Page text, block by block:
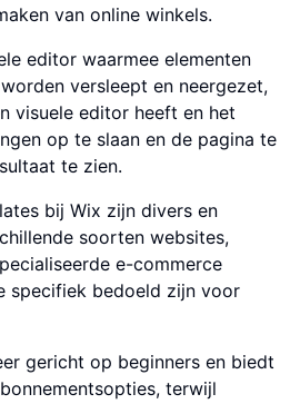
van online winkels.
editor waarmee elementen
versleept en neergezet,
visuele editor heeft en het
op te slaan en de pagina te
te zien.
bij Wix zijn divers en
soorten websites,
e-commerce
specifiek bedoeld zijn voor
gericht op beginners en biedt
terwijl